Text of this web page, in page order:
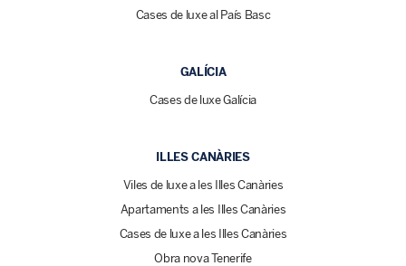
Cases de luxe al País Basc
GALÍCIA
Cases de luxe Galícia
ILLES CANÀRIES
Viles de luxe a les Illes Canàries
Apartaments a les Illes Canàries
Cases de luxe a les Illes Canàries
Obra nova Tenerife